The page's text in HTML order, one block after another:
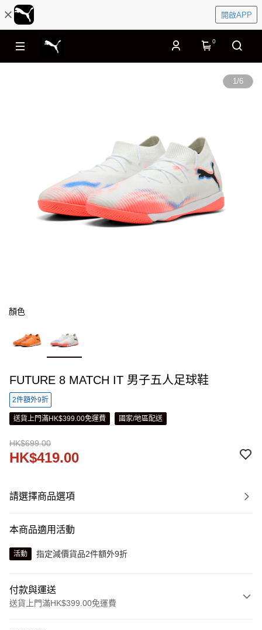
開啟APP
0
1/6
顏色
FUTURE 8 MATCH IT 男子五人足球鞋
2件額外9折
送貨上門滿HK$399.00免運費 國家/地區配送
HK$699.00
HK$419.00
請選擇商品選項
本商品適用活動
活動 指定減價貨品2件額外9折
付款與運送
送貨上門滿HK$399.00免運費